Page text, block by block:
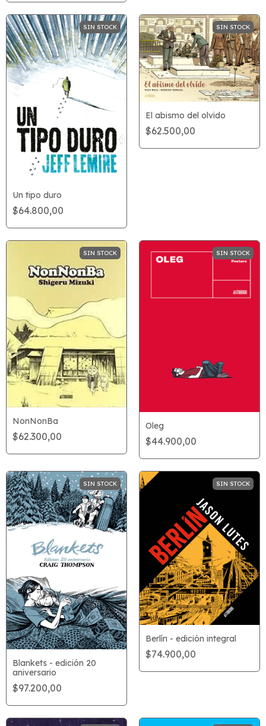
SIN STOCK
Un tipo duro
$64.800,00
SIN STOCK
El abismo del olvido
$62.500,00
SIN STOCK
NonNonBa
$62.300,00
SIN STOCK
Oleg
$44.900,00
SIN STOCK
Blankets - edición 20
aniversario
$97.200,00
SIN STOCK
Berlín - edición integral
$74.900,00